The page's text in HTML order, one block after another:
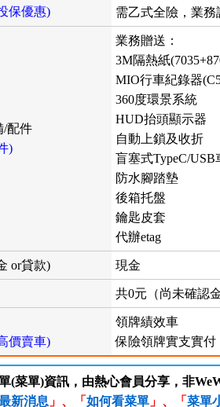
保優惠)
需乙式全險，業務
/配件
)
業務贈送：
3M隔熱紙
MIO行車紀錄器
360度環景系統
HUD抬頭顯示器
自動上鎖及收折
盲塞式TypeC/USB
防水腳踏墊
後箱托盤
鑰匙皮套
代辦etag
or貸款) 現金
共0元（尚未確認
價賣車)
領牌績效車
保險領牌實支實付
(菜單)資訊，由熱心會員分享，非
新消息 」、「 如何看菜單」、「 菜單